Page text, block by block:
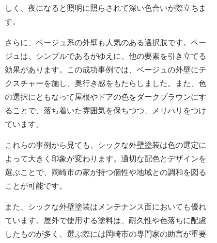
しく、夜になると照明に照らされて深い色合いが際立ちま
す。
さらに、ベージュ系の外壁も人気のある選択肢です。ベー
ジュは、シンプルであるがゆえに、他の要素を引き立てる
効果があります。この成功事例では、ベージュの外壁にテ
クスチャーを施し、奥行き感をもたらしました。また、色
の選択にともなって屋根やドアの色をダークブラウンにす
ることで、落ち着いた雰囲気を保ちつつ、メリハリをつけ
ています。
これらの事例から見ても、シックな外壁塗装は色の選定に
よって大きく印象が変わります。適切な配色とデザインを
選ぶことで、岡崎市の家が持つ個性や地域との調和を図る
ことが可能です。
また、シックな外壁塗装はメンテナンス面においても優れ
ています。屋外で使用する塗料は、耐久性や色落ちに配慮
したものが多く、選ぶ際には岡崎市の専門家の助言が重要